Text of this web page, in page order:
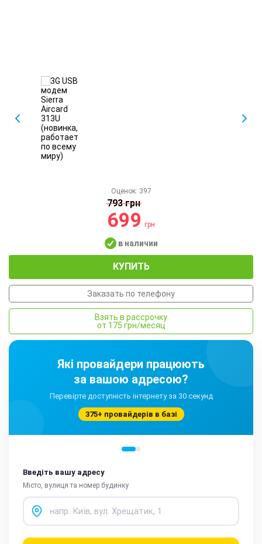
Оценок: 397
793 грн
699грн
в наличии
КУПИТЬ
Заказать по телефону
Взять в рассрочку
от 175 грн/месяц
Які провайдери працюють
за вашою адресою?
Перевірте доступність інтернету за 30 секунд
375+ провайдерів в базі
Введіть вашу адресу
Місто, вулиця та номер будинку